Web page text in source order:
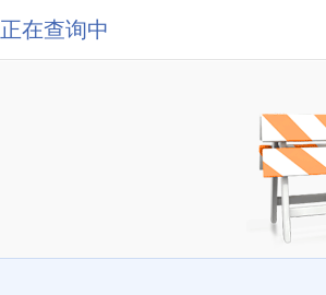
正在查询中